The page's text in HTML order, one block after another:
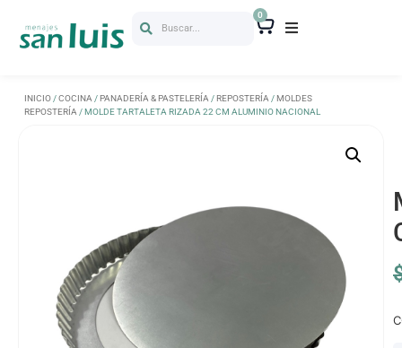
Buscar...
0
INICIO /COCINA /PANADERÍA & PASTELERÍA /REPOSTERÍA /MOLDES
REPOSTERÍA / MOLDE TARTALETA RIZADA 22 CM ALUMINIO NACIONAL